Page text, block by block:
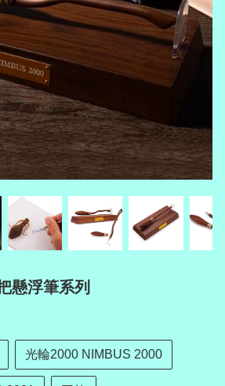
懸浮筆系列
光輪2000 NIMBUS 2000